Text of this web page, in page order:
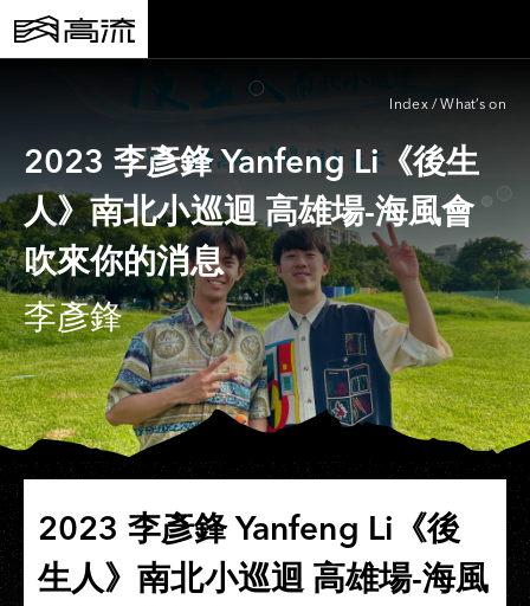
Index / What’s on
2023 李彥鋒 Yanfeng Li《後生
人》南北小巡迴 高雄場-海風會
吹來你的消息
李彥鋒
2023 李彥鋒 Yanfeng Li《後
生人》南北小巡迴 高雄場-海風